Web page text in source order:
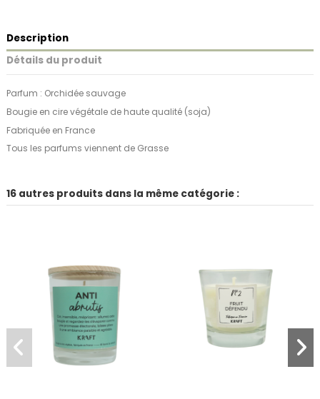
Description
Détails du produit
Parfum : Orchidée sauvage
Bougie en cire végétale de haute qualité (soja)
Fabriquée en France
Tous les parfums viennent de Grasse
16 autres produits dans la même catégorie :